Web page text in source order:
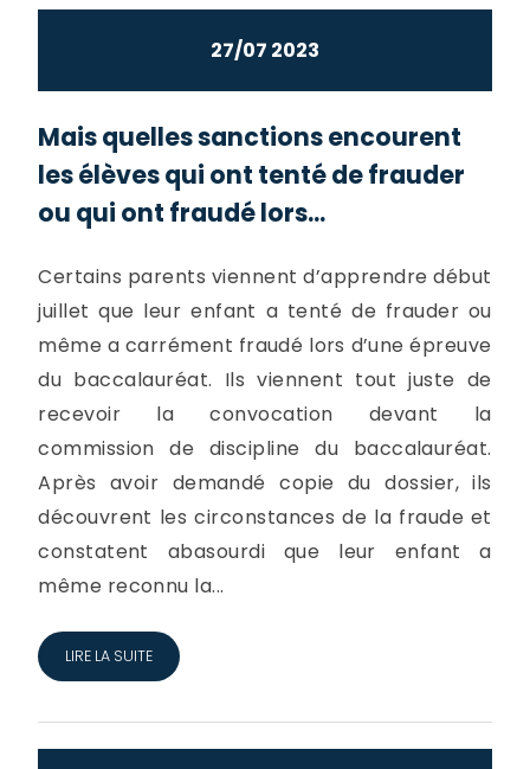
27/07 2023
Mais quelles sanctions encourent
les élèves qui ont tenté de frauder
ou qui ont fraudé lors...
Certains parents viennent d’apprendre début
juillet que leur enfant a tenté de frauder ou
même a carrément fraudé lors d’une épreuve
du baccalauréat. Ils viennent tout juste de
recevoir la convocation devant la
commission de discipline du baccalauréat.
Après avoir demandé copie du dossier, ils
découvrent les circonstances de la fraude et
constatent abasourdi que leur enfant a
même reconnu la...
LIRE LA SUITE